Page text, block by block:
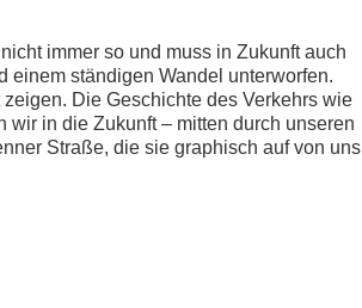
immer so und muss in Zukunft auch
einem ständigen Wandel unterworfen.
Die Geschichte des Verkehrs wie
wir in die Zukunft – mitten durch unseren
Straße, die sie graphisch auf von uns